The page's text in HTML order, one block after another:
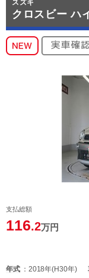
スズキ
クロスビー ハ
支払総額
116.2万円
年式 2018年(H30年)